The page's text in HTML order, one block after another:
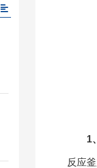
1、
反应